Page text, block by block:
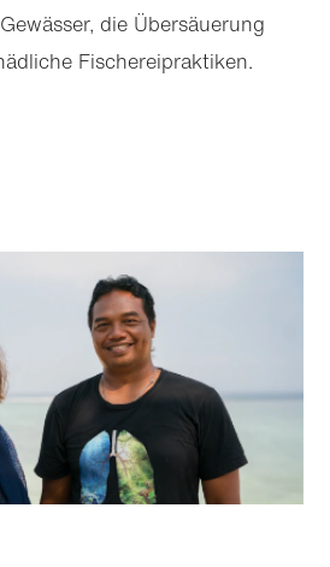
die Übersäuerung
Fischereipraktiken.